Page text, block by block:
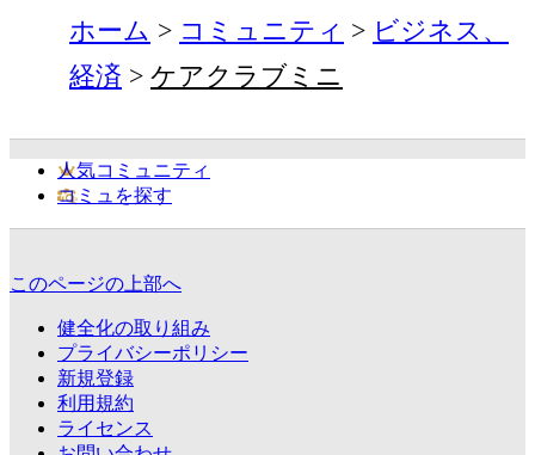
ホーム コミュニティ
ビジネス、
経済
ケアクラブミニ
人気コミュニティ
コミュを探す
このページの上部へ
健全化の取り組み
プライバシーポリシー
新規登録
利用規約
ライセンス